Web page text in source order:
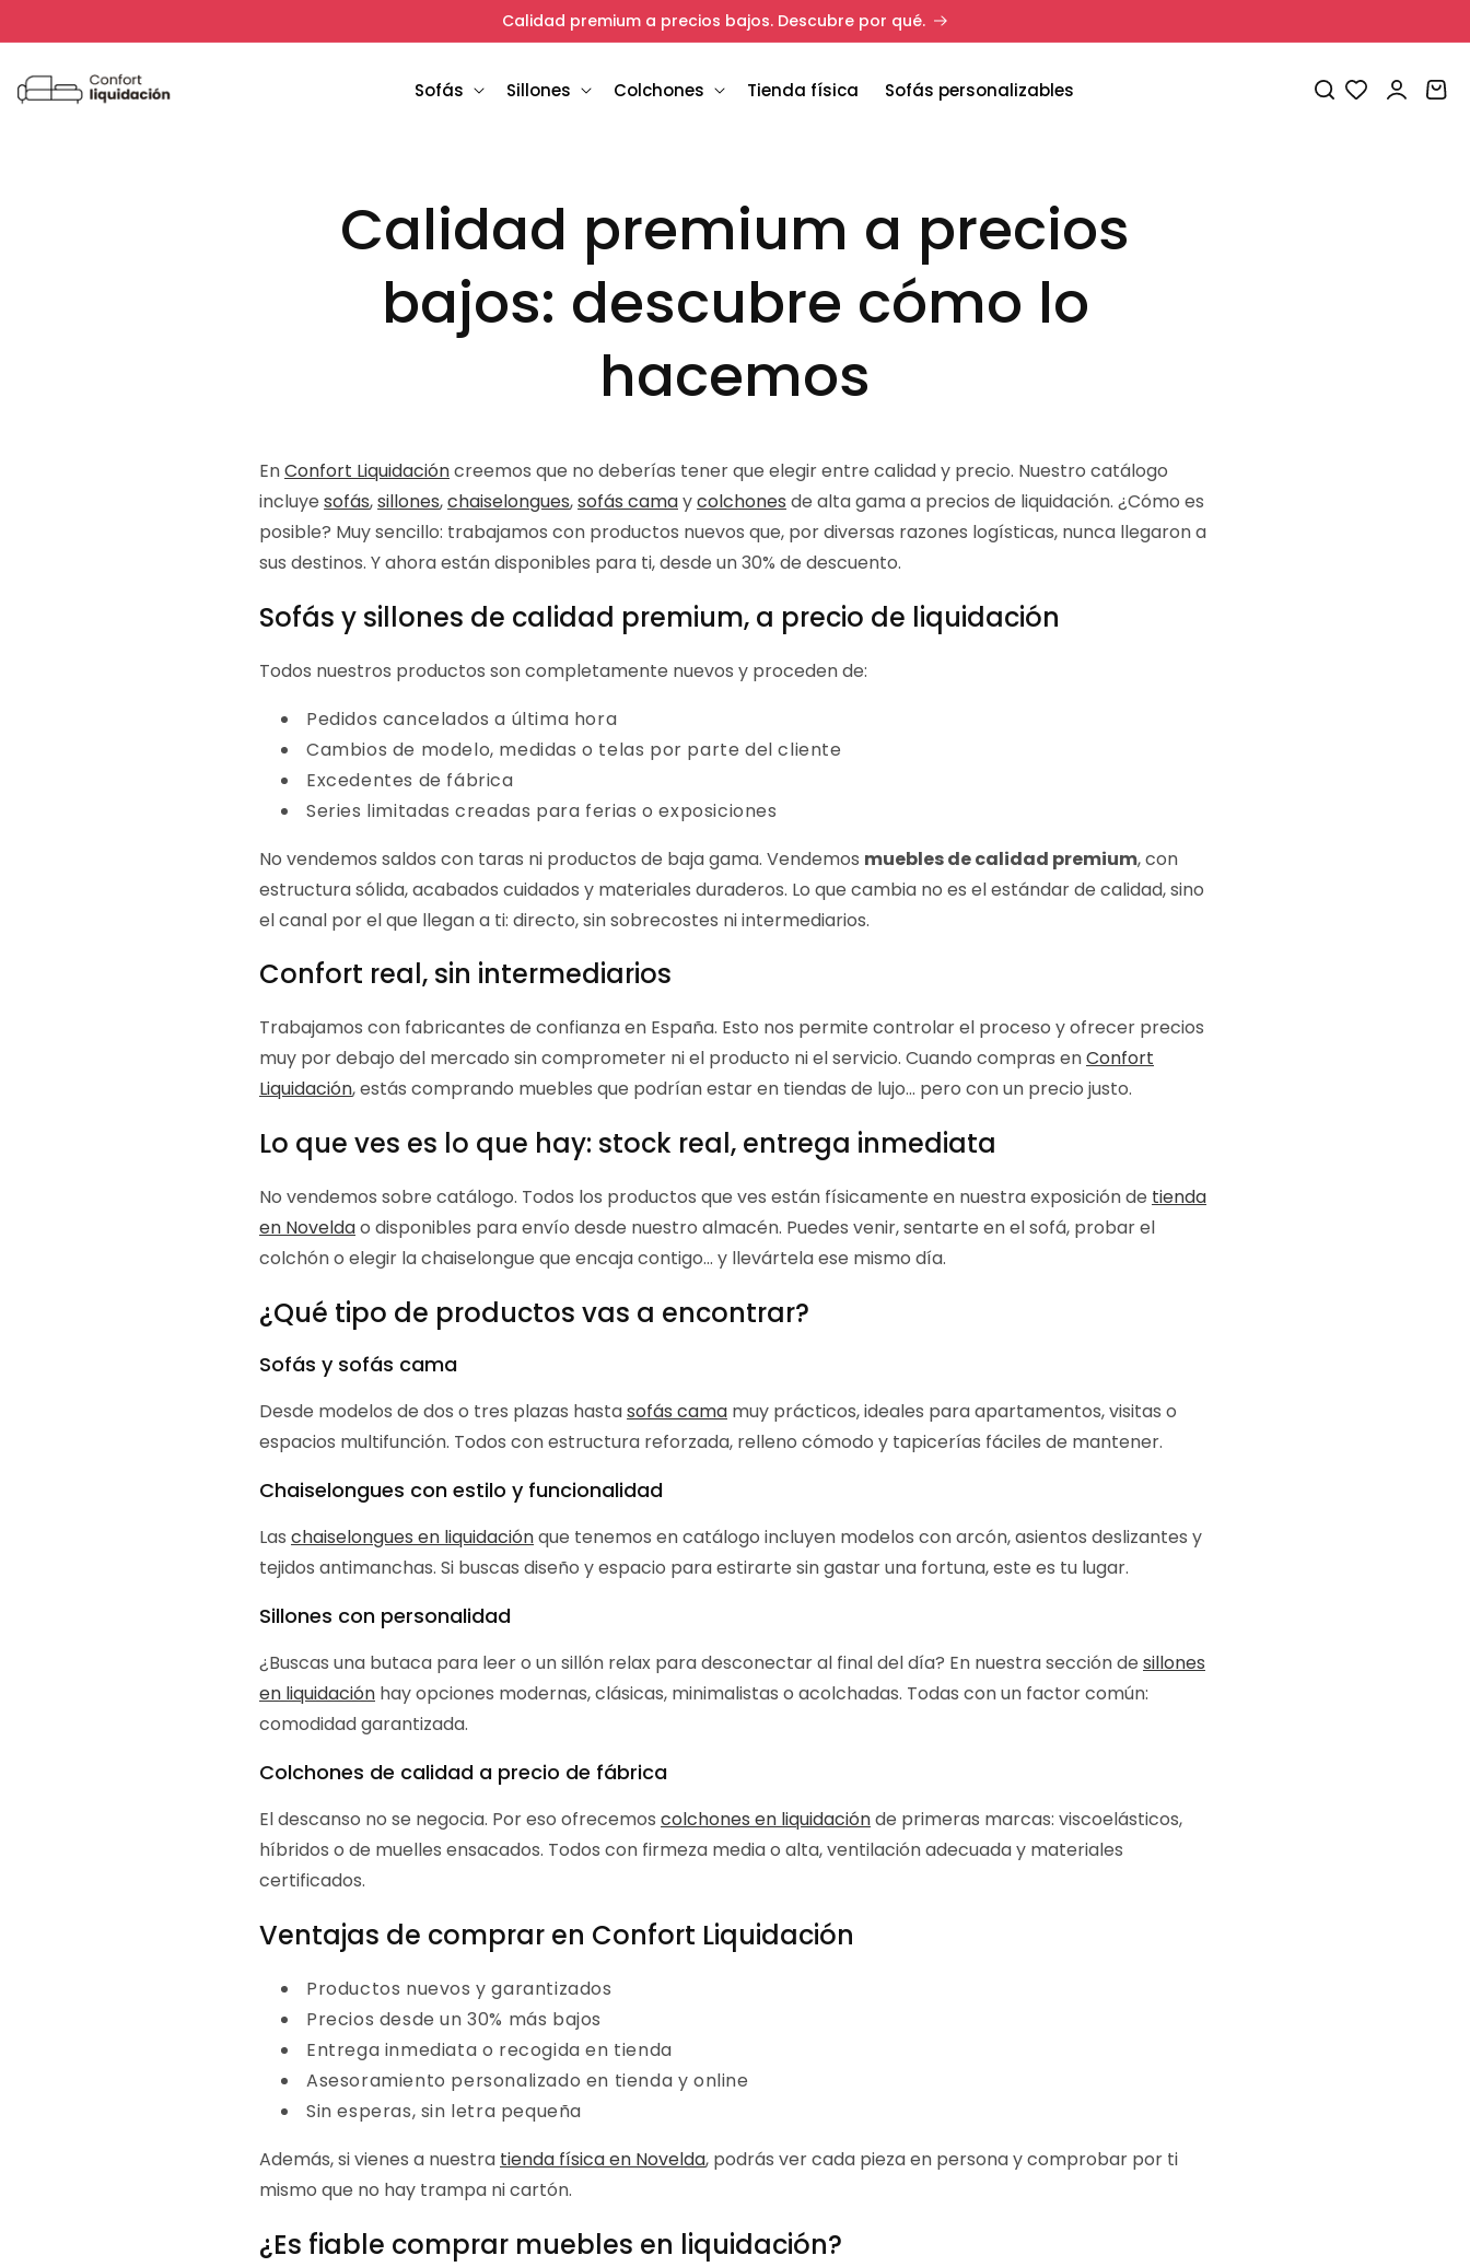
al contenido
Calidad premium a precios bajos. Descubre por qué.
Sofás Sillones Colchones Tienda física Sofás personalizables
Iniciar
sesión
Carrito
Calidad premium a precios
bajos: descubre cómo lo
hacemos
EnConfort Liquidacióncreemos que no deberías tener que elegir entre calidad y precio. Nuestro catálogo
incluye sofás,sillones,chaiselongues,sofás camaycolchones de alta gama a precios de liquidación. ¿Cómo es
posible? Muy sencillo: trabajamos con productos nuevos que, por diversas razones logísticas, nunca llegaron a
sus destinos. Y ahora están disponibles para ti, desde un 30% de descuento.
Sofás y sillones de calidad premium, a precio de liquidación
Todos nuestros productos son completamente nuevos y proceden de:
Pedidos cancelados a última hora
Cambios de modelo, medidas o telas por parte del cliente
Excedentes de fábrica
Series limitadas creadas para ferias o exposiciones
No vendemos saldos con taras ni productos de baja gama. Vendemos muebles de calidad premium, con
estructura sólida, acabados cuidados y materiales duraderos. Lo que cambia no es el estándar de calidad, sino
el canal por el que llegan a ti: directo, sin sobrecostes ni intermediarios.
Confort real, sin intermediarios
Trabajamos con fabricantes de confianza en España. Esto nos permite controlar el proceso y ofrecer precios
muy por debajo del mercado sin comprometer ni el producto ni el servicio. Cuando compras enConfort
Liquidación, estás comprando muebles que podrían estar en tiendas de lujo... pero con un precio justo.
Lo que ves es lo que hay: stock real, entrega inmediata
No vendemos sobre catálogo. Todos los productos que ves están físicamente en nuestra exposición de tienda
en Noveldao disponibles para envío desde nuestro almacén. Puedes venir, sentarte en el sofá, probar el
colchón o elegir la chaiselongue que encaja contigo... y llevártela ese mismo día.
¿Qué tipo de productos vas a encontrar?
Sofás y sofás cama
Desde modelos de dos o tres plazas hastasofás cama muy prácticos, ideales para apartamentos, visitas o
espacios multifunción. Todos con estructura reforzada, relleno cómodo y tapicerías fáciles de mantener.
Chaiselongues con estilo y funcionalidad
Las chaiselongues en liquidaciónque tenemos en catálogo incluyen modelos con arcón, asientos deslizantes y
tejidos antimanchas. Si buscas diseño y espacio para estirarte sin gastar una fortuna, este es tu lugar.
Sillones con personalidad
¿Buscas una butaca para leer o un sillón relax para desconectar al final del día? En nuestra sección de sillones
en liquidación hay opciones modernas, clásicas, minimalistas o acolchadas. Todas con un factor común:
comodidad garantizada.
Colchones de calidad a precio de fábrica
El descanso no se negocia. Por eso ofrecemos colchones en liquidaciónde primeras marcas: viscoelásticos,
híbridos o de muelles ensacados. Todos con firmeza media o alta, ventilación adecuada y materiales
certificados.
Ventajas de comprar en Confort Liquidación
Productos nuevos y garantizados
Precios desde un 30% más bajos
Entrega inmediata o recogida en tienda
Asesoramiento personalizado en tienda y online
Sin esperas, sin letra pequeña
Además, si vienes a nuestra tienda física en Novelda, podrás ver cada pieza en persona y comprobar por ti
mismo que no hay trampa ni cartón.
¿Es fiable comprar muebles en liquidación?